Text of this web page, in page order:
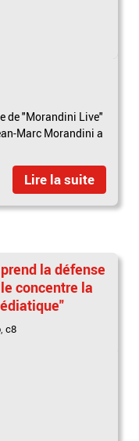
de "Morandini Live"
Marc Morandini a
Lire la suite
la défense
concentre la
,c8